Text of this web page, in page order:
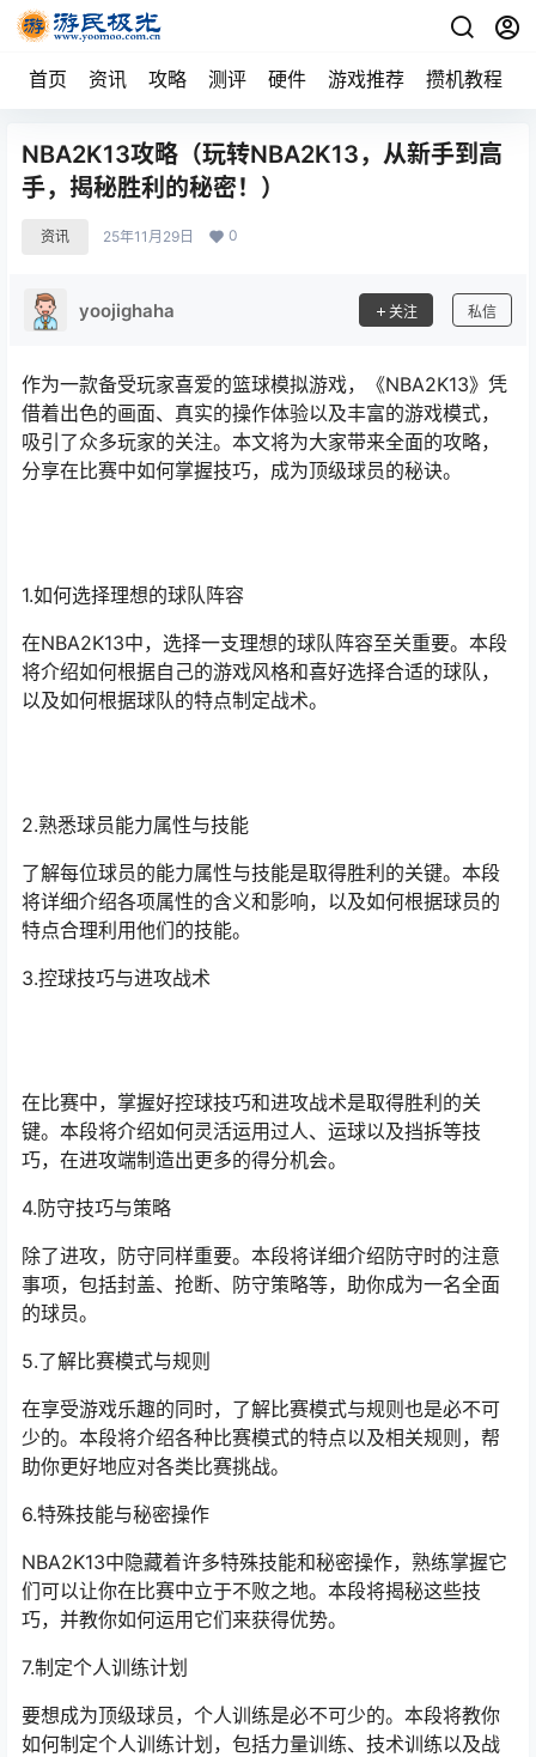
首页 资讯 攻略 测评 硬件 游戏推荐 攒机教程
NBA2K13攻略（玩转NBA2K13，从新手到高
手，揭秘胜利的秘密！）
资讯 25年11月29日 0
yoojighaha 关注 私信
作为一款备受玩家喜爱的篮球模拟游戏，《NBA2K13》凭
借着出色的画面、真实的操作体验以及丰富的游戏模式，
吸引了众多玩家的关注。本文将为大家带来全面的攻略，
分享在比赛中如何掌握技巧，成为顶级球员的秘诀。
1.如何选择理想的球队阵容
在NBA2K13中，选择一支理想的球队阵容至关重要。本段
将介绍如何根据自己的游戏风格和喜好选择合适的球队，
以及如何根据球队的特点制定战术。
2.熟悉球员能力属性与技能
了解每位球员的能力属性与技能是取得胜利的关键。本段
将详细介绍各项属性的含义和影响，以及如何根据球员的
特点合理利用他们的技能。
3.控球技巧与进攻战术
在比赛中，掌握好控球技巧和进攻战术是取得胜利的关
键。本段将介绍如何灵活运用过人、运球以及挡拆等技
巧，在进攻端制造出更多的得分机会。
4.防守技巧与策略
除了进攻，防守同样重要。本段将详细介绍防守时的注意
事项，包括封盖、抢断、防守策略等，助你成为一名全面
的球员。
5.了解比赛模式与规则
在享受游戏乐趣的同时，了解比赛模式与规则也是必不可
少的。本段将介绍各种比赛模式的特点以及相关规则，帮
助你更好地应对各类比赛挑战。
6.特殊技能与秘密操作
NBA2K13中隐藏着许多特殊技能和秘密操作，熟练掌握它
们可以让你在比赛中立于不败之地。本段将揭秘这些技
巧，并教你如何运用它们来获得优势。
7.制定个人训练计划
要想成为顶级球员，个人训练是必不可少的。本段将教你
如何制定个人训练计划，包括力量训练、技术训练以及战